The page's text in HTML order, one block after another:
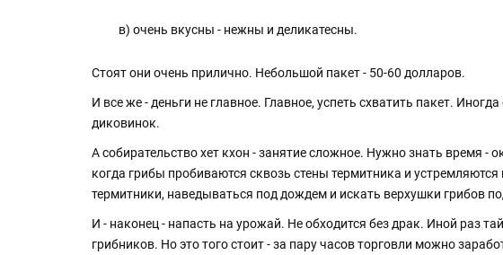
в) очень вкусны - нежны и деликатесны.
Стоят они очень прилично. Небольшой пакет - 50-60 долларов.
И все же - деньги не главное. Главное, успеть схватить пакет.
диковинок.
А собирательство хет кхон - занятие сложное. Нужно знать время
когда грибы пробиваются сквозь стены термитника и
термитники, наведываться под дождем и искать верхушки грибов
И - наконец - напасть на урожай. Не обходится без драк. Иной раз
грибников. Но это того стоит - за пару часов торговли можно